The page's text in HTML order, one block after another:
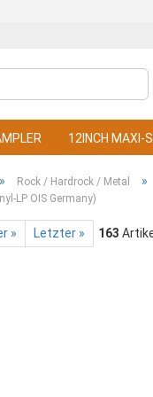
12INCH MAXI-
» Rock / Hardrock / Metal »
LP OIS Germany)
» Letzter » 163